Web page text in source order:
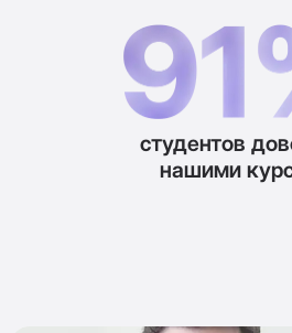
студентов
нашими